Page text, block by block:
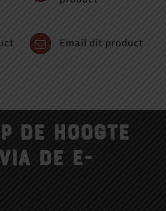
Email dit product
de hoogte
de e-